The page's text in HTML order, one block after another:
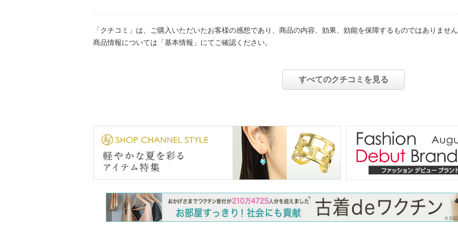
「クチコミ」は、ご購入いただいたお客様の感想であり、商品の内容、効果、効能を保障するものではありませ
商品情報については「基本情報」にてご確認ください。
すべてのクチコミを見る